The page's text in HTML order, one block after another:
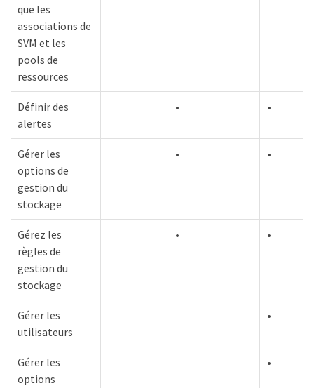
que les
associations de
SVM et les
pools de
ressources
Définir des
alertes
• •
Gérer les
options de
gestion du
stockage
• •
Gérez les
règles de
gestion du
stockage
• •
Gérer les
utilisateurs
•
Gérer les
options
•